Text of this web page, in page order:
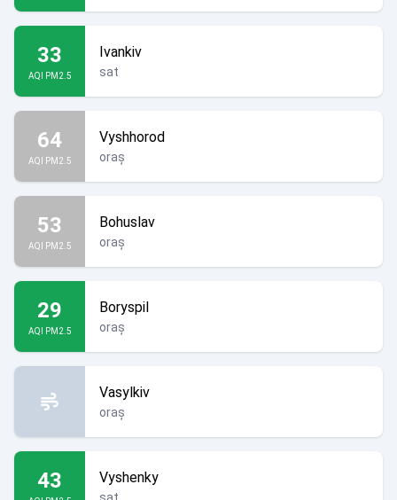
33
AQI PM2.5
Ivankiv
sat
64
AQI PM2.5
Vyshhorod
oraș
53
AQI PM2.5
Bohuslav
oraș
29
AQI PM2.5
Boryspil
oraș
Vasylkiv
oraș
43 Vyshenky